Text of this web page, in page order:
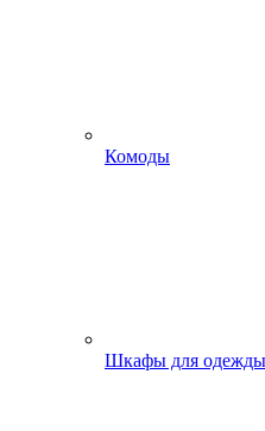
Комоды
Шкафы для одежды